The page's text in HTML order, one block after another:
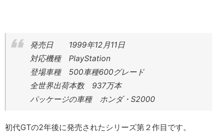
発売日 1999年12月11日
対応機種 PlayStation
登場車種 500車種600グレード
全世界出荷本数 937万本
パッケージの車種 ホンダ・S2000
初代GTの2年後に発売されたシリーズ第２作目です。